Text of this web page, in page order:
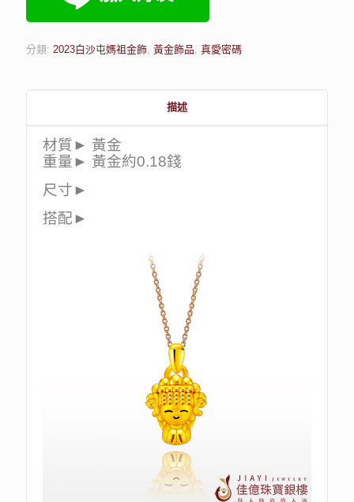
分類: 2023白沙屯媽祖金飾, 黃金飾品, 真愛密碼
描述
材質► 黃金
重量► 黃金約0.18錢
尺寸►
搭配►